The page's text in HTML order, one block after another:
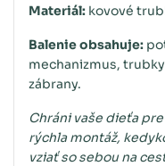
Materiál: kovové
Balenie obsahuje:
mechanizmus,
zábrany.
Chráni vaše dieťa
rýchla montáž,
vziať so sebou na